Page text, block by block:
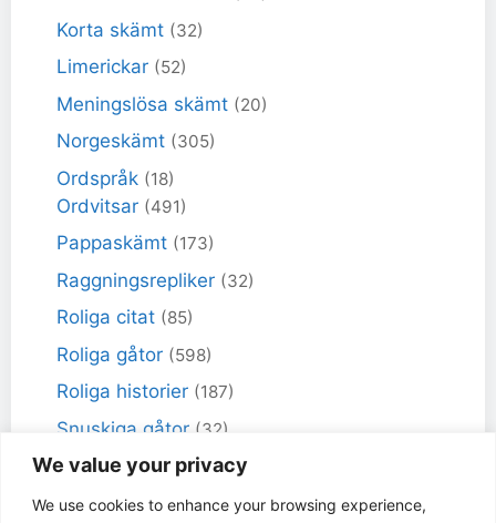
We value your privacy
We use cookies to enhance your browsing experience,
Korta skämt (32)
Limerickar (52)
Meningslösa skämt (20)
Norgeskämt (305)
Ordspråk (18)
Ordvitsar (491)
Pappaskämt (173)
Raggningsrepliker (32)
Roliga citat (85)
Roliga gåtor (598)
Roliga historier (187)
Snuskiga gåtor (32)
Snuskiga skämt(98)
Sportskämt (18)